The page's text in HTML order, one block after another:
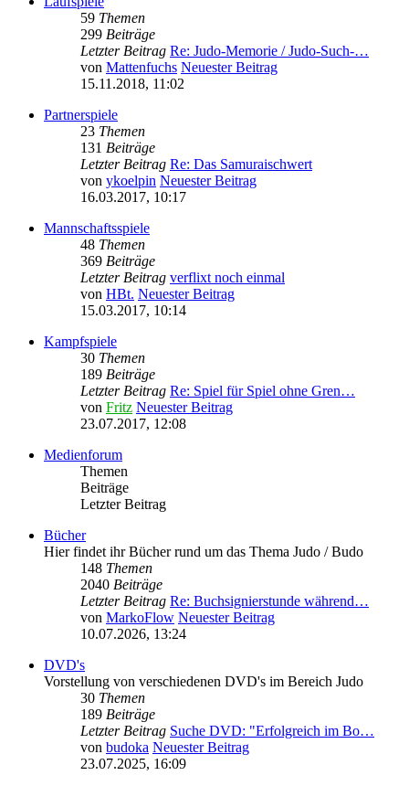
59 Themen
299 Beiträge
Letzter Beitrag Re: Judo-Memorie / Judo-Such-…
von Mattenfuchs Neuester Beitrag
15.11.2018, 11:02
Partnerspiele
23 Themen
131 Beiträge
Letzter Beitrag Re: Das Samuraischwert
von ykoelpin Neuester Beitrag
16.03.2017, 10:17
Mannschaftsspiele
48 Themen
369 Beiträge
Letzter Beitrag verflixt noch einmal
von HBt. Neuester Beitrag
15.03.2017, 10:14
Kampfspiele
30 Themen
189 Beiträge
Letzter Beitrag Re: Spiel für Spiel ohne Gren…
von Fritz Neuester Beitrag
23.07.2017, 12:08
Medienforum
Themen
Beiträge
Letzter Beitrag
Bücher
Hier findet ihr Bücher rund um das Thema Judo / Budo
148 Themen
2040 Beiträge
Letzter Beitrag Re: Buchsignierstunde während…
von MarkoFlow Neuester Beitrag
10.07.2026, 13:24
DVD's
Vorstellung von verschiedenen DVD's im Bereich Judo
30 Themen
189 Beiträge
Letzter Beitrag Suche DVD: "Erfolgreich im Bo…
von budoka Neuester Beitrag
23.07.2025, 16:09